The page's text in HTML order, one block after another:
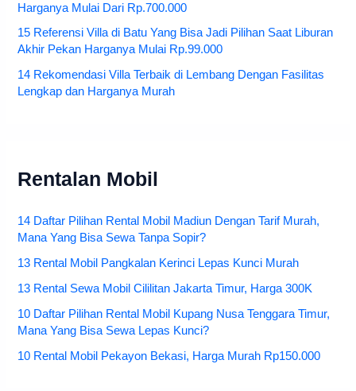
Harganya Mulai Dari Rp.700.000
15 Referensi Villa di Batu Yang Bisa Jadi Pilihan Saat Liburan
Akhir Pekan Harganya Mulai Rp.99.000
14 Rekomendasi Villa Terbaik di Lembang Dengan Fasilitas
Lengkap dan Harganya Murah
Rentalan Mobil
14 Daftar Pilihan Rental Mobil Madiun Dengan Tarif Murah,
Mana Yang Bisa Sewa Tanpa Sopir?
13 Rental Mobil Pangkalan Kerinci Lepas Kunci Murah
13 Rental Sewa Mobil Cililitan Jakarta Timur, Harga 300K
10 Daftar Pilihan Rental Mobil Kupang Nusa Tenggara Timur,
Mana Yang Bisa Sewa Lepas Kunci?
10 Rental Mobil Pekayon Bekasi, Harga Murah Rp150.000